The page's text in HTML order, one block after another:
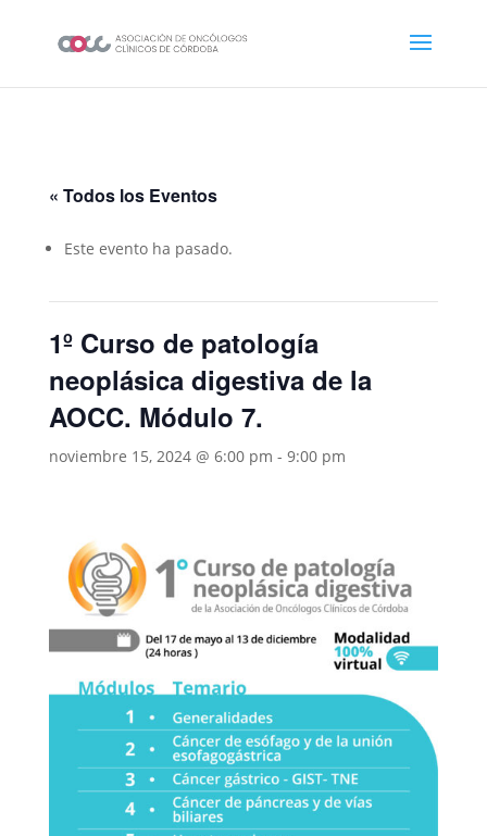
« Todos los Eventos
Este evento ha pasado.
1º Curso de patología
neoplásica digestiva de la
AOCC. Módulo 7.
noviembre 15, 2024 @ 6:00 pm - 9:00 pm